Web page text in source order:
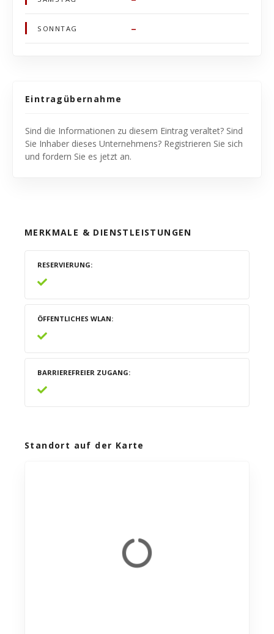
SONNTAG –
Eintragübernahme
Sind die Informationen zu diesem Eintrag veraltet? Sind
Sie Inhaber dieses Unternehmens? Registrieren Sie sich
und fordern Sie es jetzt an.
MERKMALE & DIENSTLEISTUNGEN
RESERVIERUNG
ÖFFENTLICHES WLAN
BARRIEREFREIER ZUGANG
Standort auf der Karte